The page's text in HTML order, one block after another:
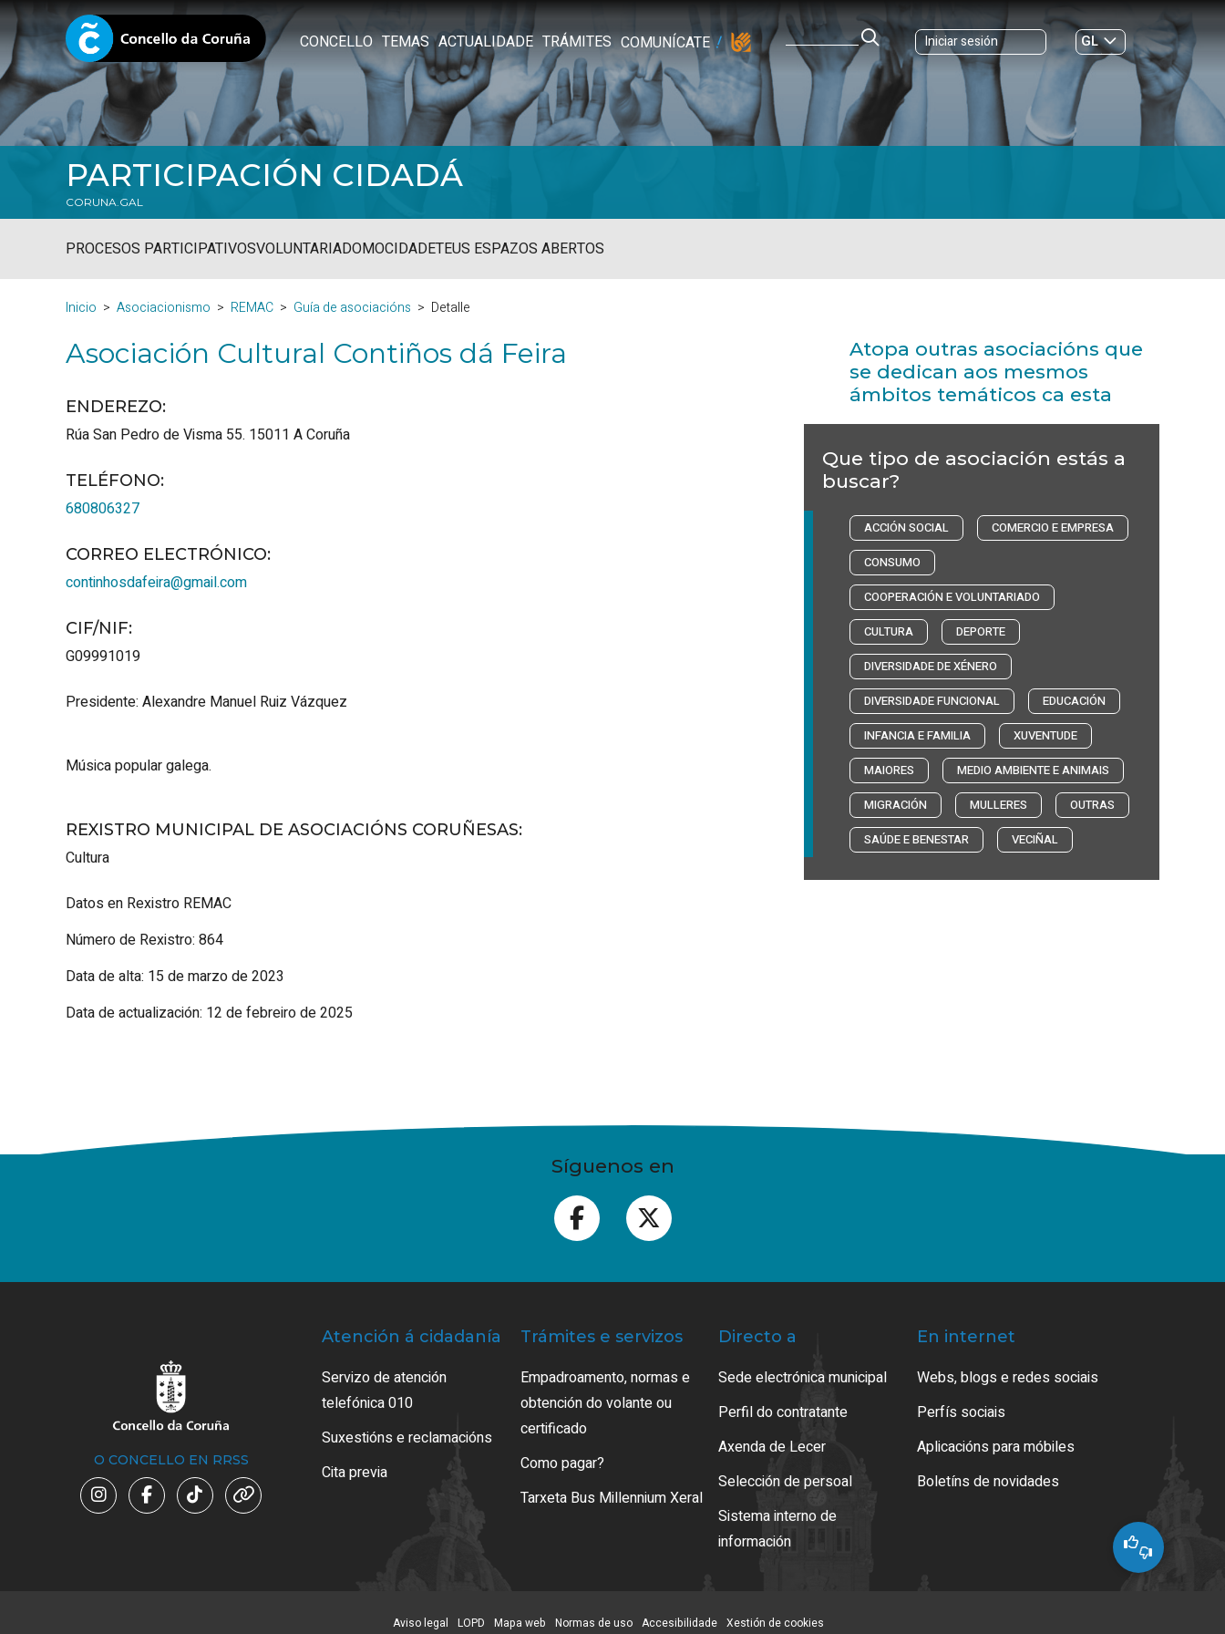
CONCELLO TEMAS ACTUALIDADE TRÁMITES COMUNÍCATE Iniciar sesión
GL
ES|
PARTICIPACIÓN CIDADÁ
CORUNA.GAL
PROCESOS PARTICIPATIVOSVOLUNTARIADOMOCIDADETEUS ESPAZOS ABERTOS
Inicio Asociacionismo REMAC Guía de asociacións Detalle
Asociación Cultural Contiños dá Feira
ENDEREZO:
Rúa San Pedro de Visma 55. 15011 A Coruña
TELÉFONO:
680806327
CORREO ELECTRÓNICO:
continhosdafeira@gmail.com
CIF/NIF:
G09991019
Presidente: Alexandre Manuel Ruiz Vázquez
Música popular galega.
REXISTRO MUNICIPAL DE ASOCIACIÓNS CORUÑESAS:
Cultura
Datos en Rexistro REMAC
Número de Rexistro: 864
Data de alta: 15 de marzo de 2023
Data de actualización: 12 de febreiro de 2025
Atopa outras asociacións que
se dedican aos mesmos
ámbitos temáticos ca esta
Que tipo de asociación estás a
buscar?
ACCIÓN SOCIAL
COMERCIO E EMPRESA
CONSUMO
COOPERACIÓN E VOLUNTARIADO
CULTURA
DEPORTE
DIVERSIDADE DE XÉNERO
DIVERSIDADE FUNCIONAL
EDUCACIÓN
INFANCIA E FAMILIA
XUVENTUDE
MAIORES
MEDIO AMBIENTE E ANIMAIS
MIGRACIÓN
MULLERES
OUTRAS
SAÚDE E BENESTAR
VECIÑAL
Síguenos en
O CONCELLO EN RRSS
Atención á cidadanía
Servizo de atención
telefónica 010
Suxestións e reclamacións
Cita previa
Trámites e servizos
Empadroamento, normas e
obtención do volante ou
certificado
Como pagar?
Tarxeta Bus Millennium Xeral
Directo a
Sede electrónica municipal
Perfil do contratante
Axenda de Lecer
Selección de persoal
Sistema interno de
información
En internet
Webs, blogs e redes sociais
Perfís sociais
Aplicacións para móbiles
Boletíns de novidades
Aviso legal LOPD Mapa web Normas de uso Accesibilidade Xestión de cookies